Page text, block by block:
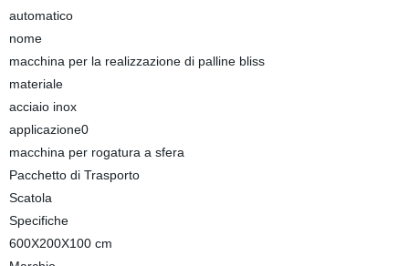
automatico
nome
macchina per la realizzazione di palline bliss
materiale
acciaio inox
applicazione0
macchina per rogatura a sfera
Pacchetto di Trasporto
Scatola
Specifiche
600X200X100 cm